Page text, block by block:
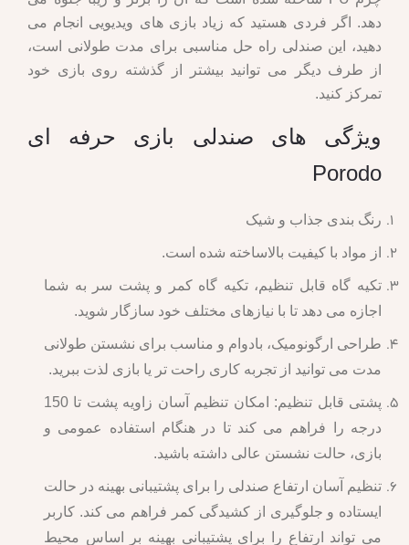
دهد. اگر فردی هستید که زیاد بازی های ویدیویی انجام می
دهید، این صندلی راه حل مناسبی برای مدت طولانی است،
از طرف دیگر می توانید بیشتر از گذشته روی بازی خود
تمرکز کنید.
ویژگی های صندلی بازی حرفه ای
Porodo
رنگ بندی جذاب و شیک
از مواد با کیفیت بالاساخته شده است.
تکیه گاه قابل تنظیم، تکیه گاه کمر و پشت سر به شما
اجازه می دهد تا با نیازهای مختلف خود سازگار شوید.
طراحی ارگونومیک، بادوام و مناسب برای نشستن طولانی
مدت می توانید از تجربه کاری راحت تر یا بازی لذت ببرید.
پشتی قابل تنظیم: امکان تنظیم آسان زاویه پشت تا 150
درجه را فراهم می کند تا در هنگام استفاده عمومی و
بازی، حالت نشستن عالی داشته باشید.
تنظیم آسان ارتفاع صندلی را برای پشتیبانی بهینه در حالت
ایستاده و جلوگیری از کشیدگی کمر فراهم می کند. کاربر
می تواند ارتفاع را برای پشتیبانی بهینه بر اساس محیط